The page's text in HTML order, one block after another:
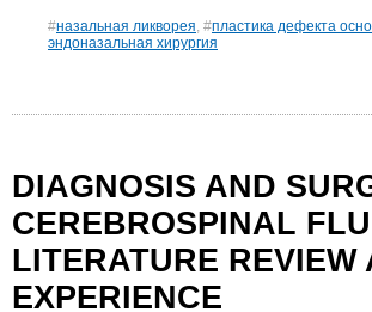
#назальная ликворея, #пластика дефекта
эндоназальная хирургия
DIAGNOSIS AND
CEREBROSPINAL
LITERATURE
EXPERIENCE